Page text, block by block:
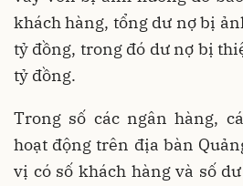
khách hàng, tổng dư nợ bị
tỷ đồng, trong đó dư nợ bị
tỷ đồng.
Trong số các ngân hàng,
hoạt động trên địa bàn
vị có số khách hàng và số